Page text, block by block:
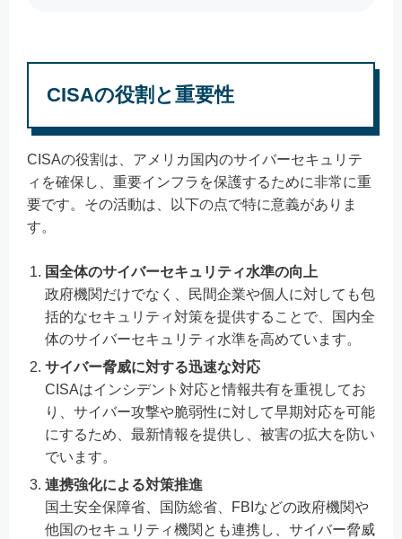
CISAの役割と重要性
CISAの役割は、アメリカ国内のサイバーセキュリテ
ィを確保し、重要インフラを保護するために非常に重
要です。その活動は、以下の点で特に意義がありま
す。
国全体のサイバーセキュリティ水準の向上
政府機関だけでなく、民間企業や個人に対しても包
括的なセキュリティ対策を提供することで、国内全
体のサイバーセキュリティ水準を高めています。
サイバー脅威に対する迅速な対応
CISAはインシデント対応と情報共有を重視してお
り、サイバー攻撃や脆弱性に対して早期対応を可能
にするため、最新情報を提供し、被害の拡大を防い
でいます。
連携強化による対策推進
国土安全保障省、国防総省、FBIなどの政府機関や
他国のセキュリティ機関とも連携し、サイバー脅威